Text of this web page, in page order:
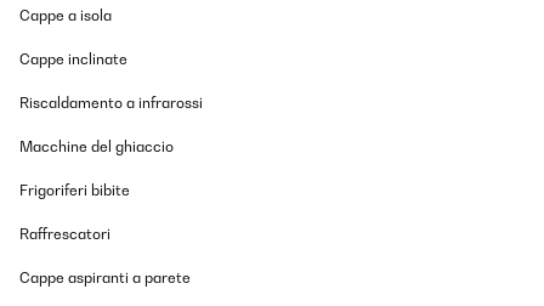
Cappe a isola
Cappe inclinate
Riscaldamento a infrarossi
Macchine del ghiaccio
Frigoriferi bibite
Raffrescatori
Cappe aspiranti a parete